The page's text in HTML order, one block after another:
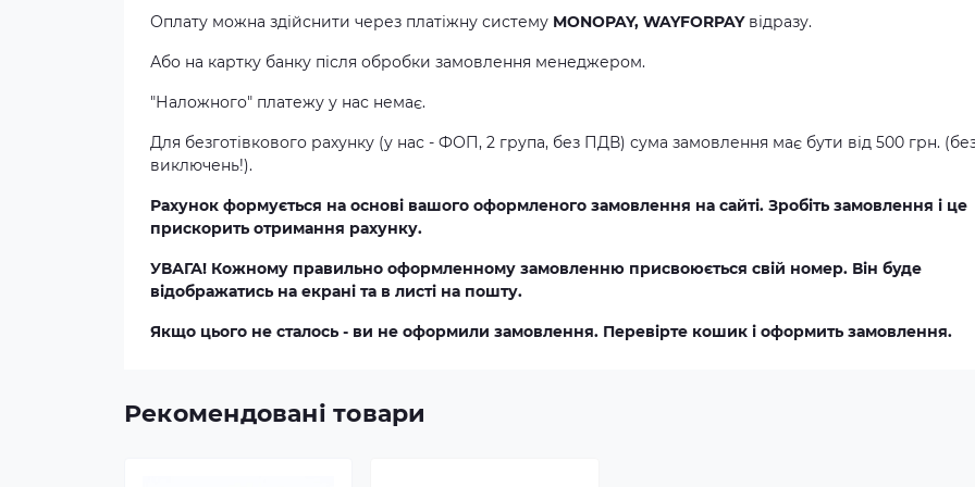
Оплату можна здійснити через платіжну систему MONOPAY, WAYFORPAYвідразу.
Або на картку банку після обробки замовлення менеджером.
"Наложного" платежу у нас немає.
Для безготівкового рахунку (у нас - ФОП, 2 група, без ПДВ) сума замовлення має бути від 500 грн.
виключень!).
Рахунок формується на основі вашого оформленого замовлення на сайті. Зробіть замовлення і це
прискорить отримання рахунку.
УВАГА! Кожному правильно оформленному замовленню присвоюється свій номер. Він буде
відображатись на екрані та в листі на пошту.
Якщо цього не сталось - ви не оформили замовлення. Перевірте кошик і оформить замовлення.
Рекомендовані товари